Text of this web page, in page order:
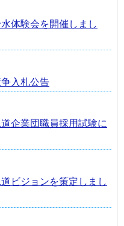
体験会を開催しまし
入札公告
企業団職員採用試験に
ビジョンを策定しまし